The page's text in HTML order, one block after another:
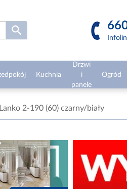
Kuchnia
Drzwi
i
panele
Ogród
2-190 (60) czarny/biały